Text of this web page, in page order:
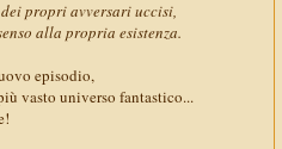
propri avversari uccisi,
alla propria esistenza.
episodio,
vasto universo fantastico...